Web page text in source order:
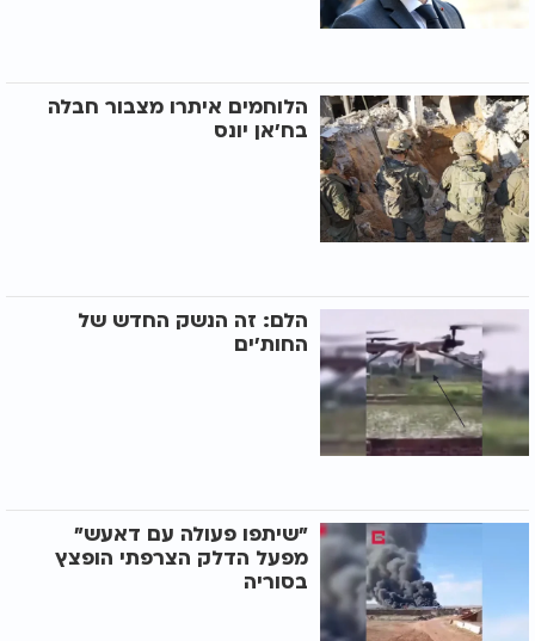
הלוחמים איתרו מצבור חבלה
בח'אן יונס
הלם: זה הנשק החדש של
החות'ים
"שיתפו פעולה עם דאעש"
מפעל הדלק הצרפתי הופצץ
בסוריה